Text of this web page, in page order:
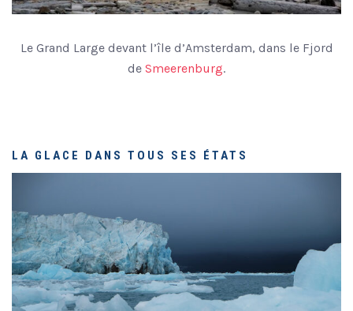
Le Grand Large devant l’île d’Amsterdam, dans le Fjord
de Smeerenburg.
LA GLACE DANS TOUS SES ÉTATS